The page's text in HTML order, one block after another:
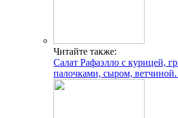
Читайте также:
Салат Рафаэлло с курицей,
палочками, сыром,